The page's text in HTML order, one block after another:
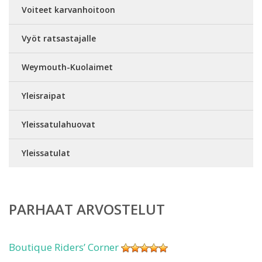
Voiteet karvanhoitoon
Vyöt ratsastajalle
Weymouth-Kuolaimet
Yleisraipat
Yleissatulahuovat
Yleissatulat
PARHAAT ARVOSTELUT
Boutique Riders’ Corner